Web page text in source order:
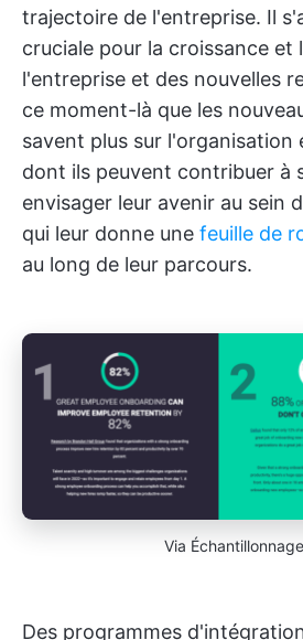
trajectoire de l'entreprise. Il
cruciale pour la croissance et
l'entreprise et des nouvelles
ce moment-là que les
savent plus sur l'organisation
dont ils peuvent contribuer à
envisager leur avenir au sein
qui leur donne une feuille de
au long de leur parcours.
Via
Des programmes